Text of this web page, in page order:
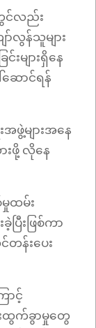
တွင်လည်း
လွန်သူများ
းများရှိနေ
ဆောင်ရန်
ဖွဲ့များအနေ
ဖို့ လိုနေ
ထမ်း
ြီးဖြစ်ကာ
န်းပေး
ာင့်
းထွက်ခွာမှုတွေ